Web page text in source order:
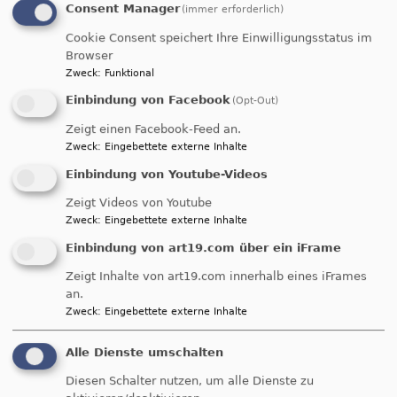
gehören eine bestimmte Anzahl an
Gottesdienstbesuchen, Praktikum und / oder
Kennenlernen und Mitarbeit bei Angeboten der
Gemeinde - z. B. im
Gottesdiensten(Kinder-, Jugend-, Familien-,
Fest- oder regulären Sonntagsgottesdiensten),
bei Gemeindefesten, in derJugendarbeit
Seniorenarbeit , oder natürlich in Einrichtungen
der Kirchengemeinde. Möglichkeiten gibt es
Viele. Ein Special dabei sind die monatlichen
"Meet´n fun & spirit"-Angebote der Jugend St.
Martin.
Die Konfirmation findet in den Wochen nach
Ostern statt.
Konfirmation bedeutet ein knappes Jahr tolle
gemeinsame Erlebnisse, Erinnerungen,
hineinwachsen in die Kirchengemeinde,
Consent Manager (immer erforderlich)
Cookie Consent speichert Ihre Einwilligungsstatus im
Browser
Zweck: Funktional
Einbindung von Facebook (Opt-Out)
Zeigt einen Facebook-Feed an.
Zweck: Eingebettete externe Inhalte
Einbindung von Youtube-Videos
Zeigt Videos von Youtube
Zweck: Eingebettete externe Inhalte
Einbindung von art19.com über ein iFrame
Zeigt Inhalte von art19.com innerhalb eines iFrames
an.
Zweck: Eingebettete externe Inhalte
Alle Dienste umschalten
Diesen Schalter nutzen, um alle Dienste zu